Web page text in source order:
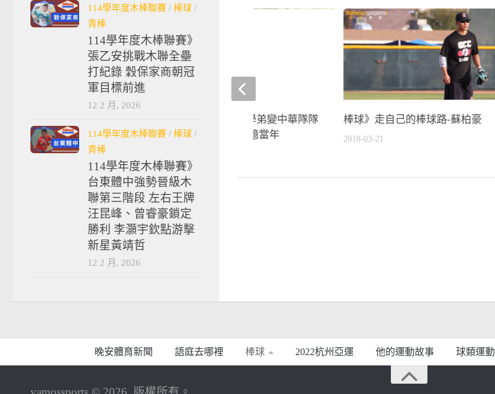
棒球》走自己的棒球路-蘇柏豪
2018-03-21
亞錦賽》西苑學長學弟變中華隊隊
友 陳仕朋、鄧愷威憶當年
114學年度木棒聯賽 / 棒球 /
青棒
114學年度木棒聯賽》
張乙安挑戰木聯全壘
打紀錄 穀保家商朝冠
軍目標前進
12 2 月, 2026
114學年度木棒聯賽 / 棒球 /
青棒
114學年度木棒聯賽》
台東體中強勢晉級木
聯第三階段 左右王牌
汪昆峰、曾睿豪鎖定
勝利 李灝宇欽點游擊
新星黃靖哲
12 2 月, 2026
晚安體育新聞 語庭去哪裡 棒球 2022杭州亞運 他的運動故事 球類運動